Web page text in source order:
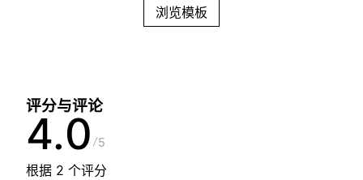
浏览模板
评分与评论
4.0 5
根据 2 个评分